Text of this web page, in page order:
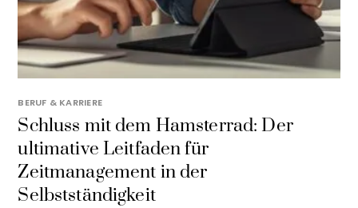
BERUF & KARRIERE
Schluss mit dem Hamsterrad: Der
ultimative Leitfaden für
Zeitmanagement in der
Selbstständigkeit